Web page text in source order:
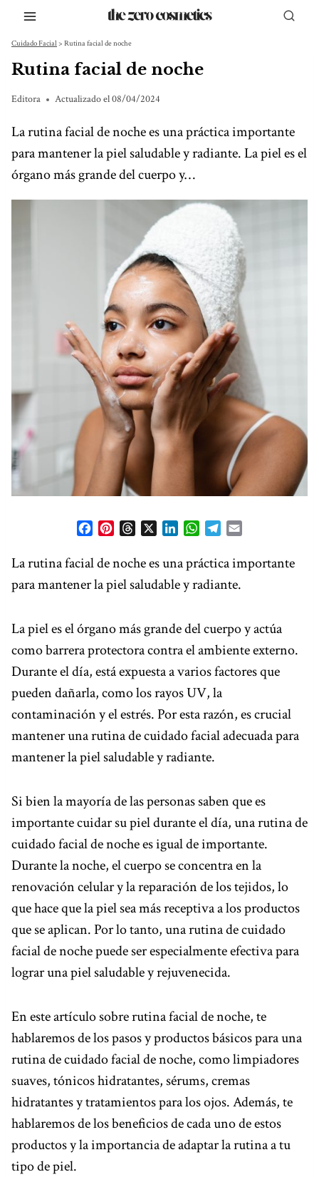
Saltar
contenido
Cuidado Facial> Rutina facial de noche
Rutina facial de noche
Editora Actualizado el08/04/2024
La rutina facial de noche es una práctica importante
para mantener la piel saludable y radiante. La piel es el
órgano más grande del cuerpo y…
c
e
b
k
n
e
s
t
r
a
n
e
n
W
a
s
p
p
l
g
m
a
La rutina facial de noche es una práctica importante
para mantener la piel saludable y radiante.
La piel es el órgano más grande del cuerpo y actúa
como barrera protectora contra el ambiente externo.
Durante el día, está expuesta a varios factores que
pueden dañarla, como los rayos UV, la
contaminación y el estrés. Por esta razón, es crucial
mantener una rutina de cuidado facial adecuada para
mantener la piel saludable y radiante.
Si bien la mayoría de las personas saben que es
importante cuidar su piel durante el día, una rutina de
cuidado facial de noche es igual de importante.
Durante la noche, el cuerpo se concentra en la
renovación celular y la reparación de los tejidos, lo
que hace que la piel sea más receptiva a los productos
que se aplican. Por lo tanto, una rutina de cuidado
facial de noche puede ser especialmente efectiva para
lograr una piel saludable y rejuvenecida.
En este artículo sobre rutina facial de noche, te
hablaremos de los pasos y productos básicos para una
rutina de cuidado facial de noche, como limpiadores
suaves, tónicos hidratantes, sérums, cremas
hidratantes y tratamientos para los ojos. Además, te
hablaremos de los beneficios de cada uno de estos
productos y la importancia de adaptar la rutina a tu
tipo de piel.